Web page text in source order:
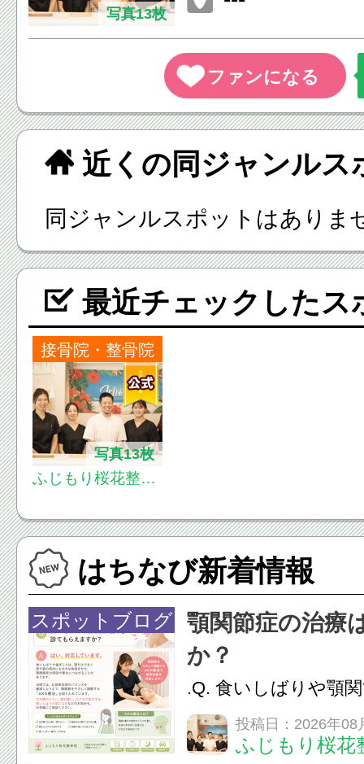
写真13枚
近くの同ジャンルス
同ジャンルスポットはありま
最近チェックしたス
接骨院・整骨院
写真13枚
ふじもり桜花整骨
はちなび新着情報
スポットブログ
顎関節症の治療
か？
.Q. 食いしばりや顎
らえますか？A. はい
す。食いしばりや歯
投稿日：2026年08
ふじもり桜花